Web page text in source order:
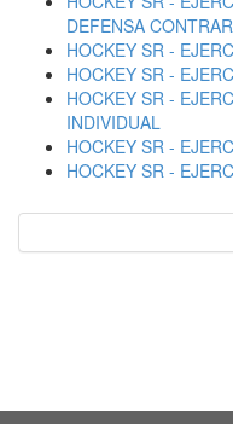
DEFENSA
HOCKEY SR -
HOCKEY SR -
HOCKEY SR -
INDIVIDUAL
HOCKEY SR -
HOCKEY SR -